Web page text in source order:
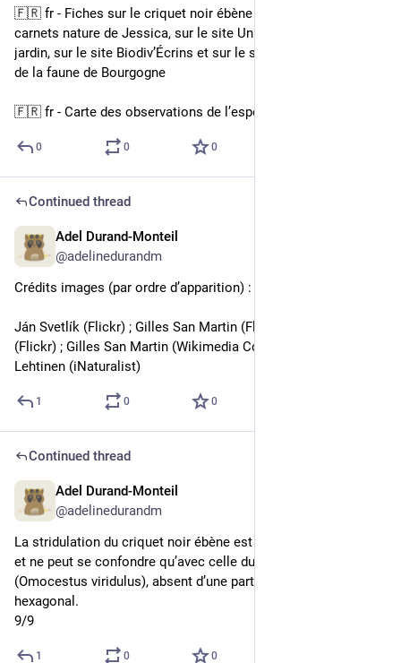
🇫🇷 fr - Fiches sur le criquet noir ébène sur le site Les
carnets nature de Jessica, sur le site Un monde dans mon
jardin, sur le site Biodiv’Écrins et sur le site de l’observatoire
de la faune de Bourgogne
🇫🇷 fr - Carte des observations de l’espèce sur le site du GBIF
0 0 0
Continued thread
Adel Durand-Monteil
@adelinedurandm
Crédits images (par ordre d’apparition) :
Ján Svetlík (Flickr) ; Gilles San Martin (Flickr) ; penguinbush
(Flickr) ; Gilles San Martin (Wikimedia Commons) ; Jay
Lehtinen (iNaturalist)
1 0 0
Continued thread
Adel Durand-Monteil
@adelinedurandm
La stridulation du criquet noir ébène est très caractéristique
et ne peut se confondre qu’avec celle du criquet verdelet
(Omocestus viridulus), absent d’une partie du territoire
hexagonal.
9/9
1 0 0